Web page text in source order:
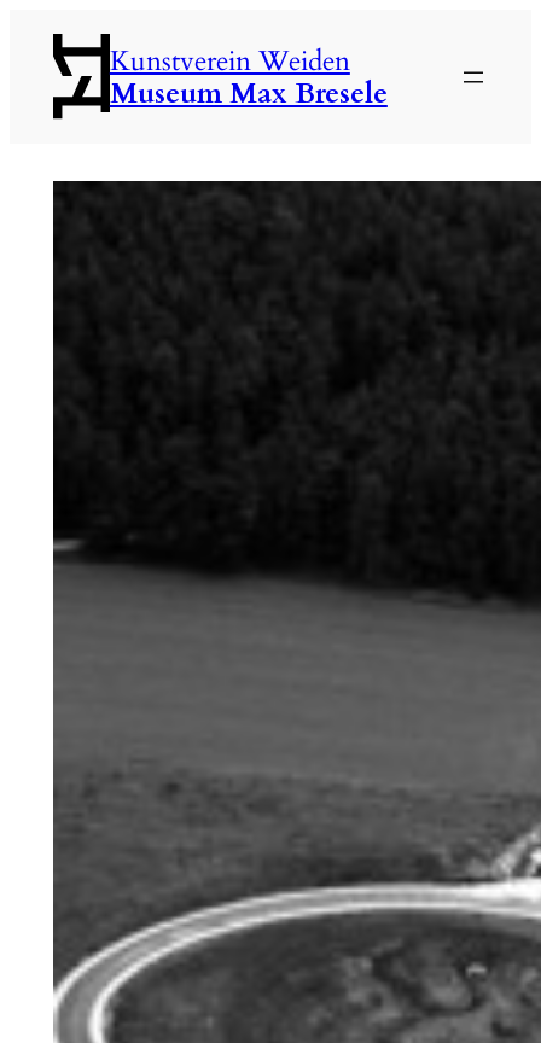
Inhalt
springen
Kunstverein Weiden
Museum Max Bresele